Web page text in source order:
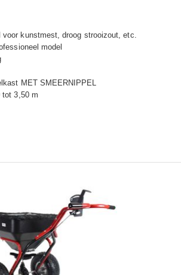
voor kunstmest, droog strooizout, etc.
model
MET SMEERNIPPEL
tot 3,50 m